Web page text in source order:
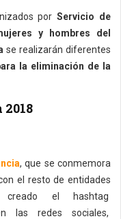
porServicio de
y hombres del
se realizarán diferentes
la eliminación de la
, que se conmemora
el resto de entidades
creado el hashtag
las redes sociales,